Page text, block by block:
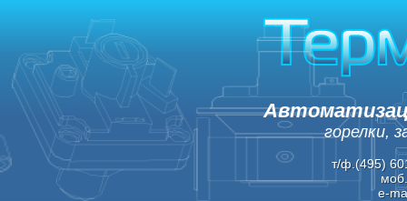
горелки,
т/ф.(495)
e-